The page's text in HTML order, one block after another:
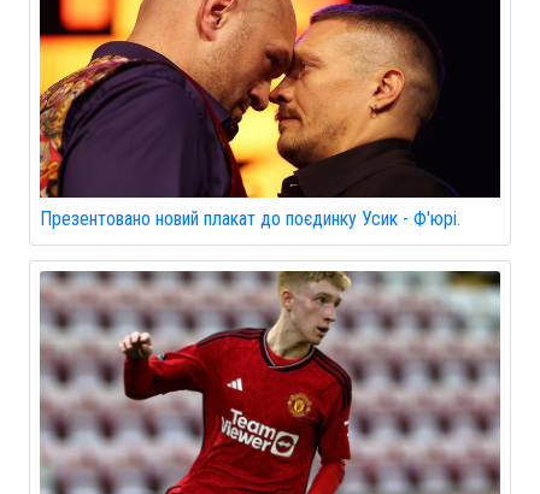
Презентовано новий плакат до поєдинку Усик - Ф'юрі.